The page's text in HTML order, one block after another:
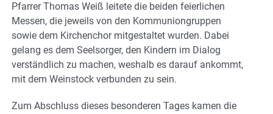
Pfarrer Thomas Weiß leitete die beiden feierlichen
Messen, die jeweils von den Kommuniongruppen
sowie dem Kirchenchor mitgestaltet wurden. Dabei
gelang es dem Seelsorger, den Kindern im Dialog
verständlich zu machen, weshalb es darauf ankommt,
mit dem Weinstock verbunden zu sein.
Zum Abschluss dieses besonderen Tages kamen die